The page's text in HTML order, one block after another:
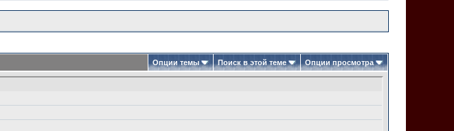
Опции темы Поиск в этой теме Опции просмотра